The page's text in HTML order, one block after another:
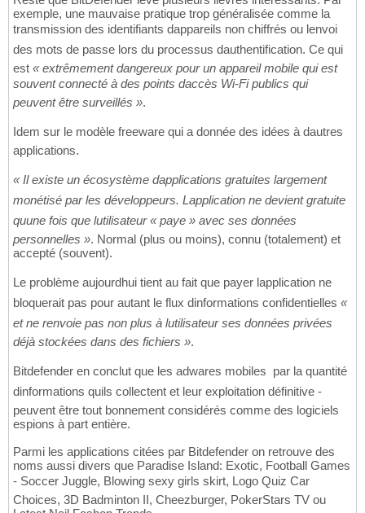
exemple, une mauvaise pratique trop généralisée comme la
transmission des identifiants dappareils non chiffrés ou lenvoi
des mots de passe lors du processus dauthentification. Ce qui
est « extrêmement dangereux pour un appareil mobile qui est
souvent connecté à des points daccès Wi-Fi publics qui
peuvent être surveillés ».
Idem sur le modèle freeware qui a donnée des idées à dautres
applications.
« Il existe un écosystème dapplications gratuites largement
monétisé par les développeurs. Lapplication ne devient gratuite
quune fois que lutilisateur « paye » avec ses données
personnelles ». Normal (plus ou moins), connu (totalement) et
accepté (souvent).
Le problème aujourdhui tient au fait que payer lapplication ne
bloquerait pas pour autant le flux dinformations confidentielles «
et ne renvoie pas non plus à lutilisateur ses données privées
déjà stockées dans des fichiers ».
Bitdefender en conclut que les adwares mobiles  par la quantité
dinformations quils collectent et leur exploitation définitive -
peuvent être tout bonnement considérés comme des logiciels
espions à part entière.
Parmi les applications citées par Bitdefender on retrouve des
noms aussi divers que Paradise Island: Exotic, Football Games
- Soccer Juggle, Blowing sexy girls skirt, Logo Quiz Car
Choices, 3D Badminton II, Cheezburger, PokerStars TV ou